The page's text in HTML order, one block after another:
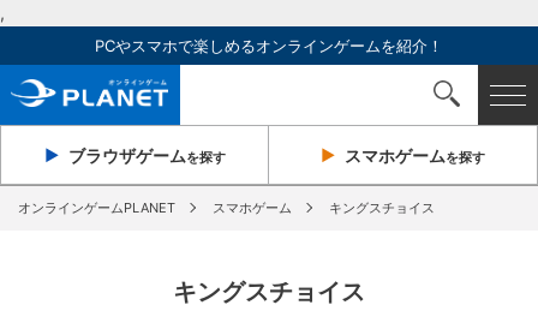
,
PCやスマホで楽しめるオンラインゲームを紹介！
ブラウザゲームを探す スマホゲームを探す
オンラインゲームPLANET スマホゲーム キングスチョイス
キングスチョイス